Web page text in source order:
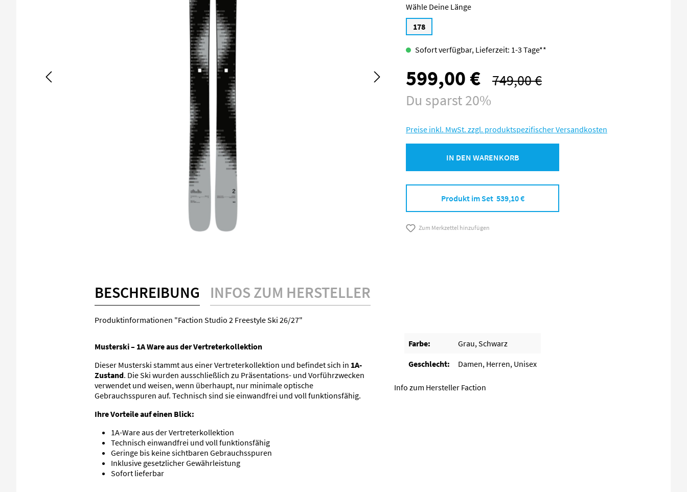
Länge
178
Sofort verfügbar, Lieferzeit: 1-3 Tage**
Verkaufspreis:
599,00 € Regulärer Preis:
749,00 €
Du sparst 20%
Preise inkl. MwSt. zzgl. produktspezifischer Versandkosten
IN DEN WARENKORB
Produkt im Set 539,10 €
Zum Merkzettel hinzufügen
BESCHREIBUNG INFOS ZUM HERSTELLER
Produktinformationen "Faction Studio 2 Freestyle Ski 26/27"
Musterski – 1A Ware aus der Vertreterkollektion
Dieser Musterski stammt aus einer Vertreterkollektion und befindet sich in 1A-
Zustand. Die Ski wurden ausschließlich zu Präsentations- und Vorführzwecken
verwendet und weisen, wenn überhaupt, nur minimale optische
Gebrauchsspuren auf. Technisch sind sie einwandfrei und voll funktionsfähig.
Ihre Vorteile auf einen Blick:
1A-Ware aus der Vertreterkollektion
Technisch einwandfrei und voll funktionsfähig
Geringe bis keine sichtbaren Gebrauchsspuren
Inklusive gesetzlicher Gewährleistung
Sofort lieferbar
Farbe:
Grau, Schwarz
Geschlecht:
Damen, Herren, Unisex
Info zum Hersteller Faction